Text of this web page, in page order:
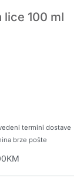
lice 100 ml
termini dostave
brze pošte